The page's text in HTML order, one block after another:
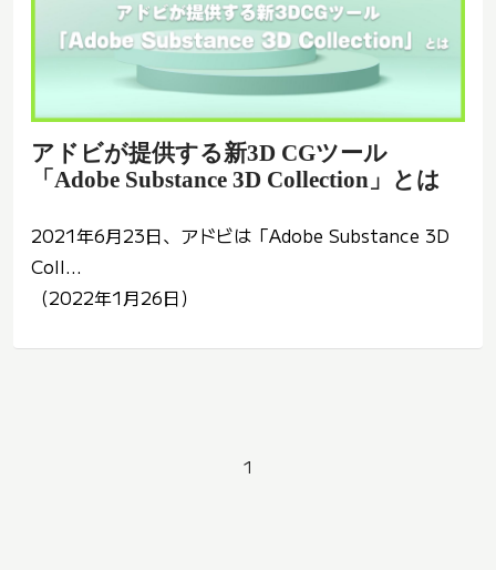
アドビが提供する新3D CGツール
「Adobe Substance 3D Collection」とは
2021年6月23日、アドビは「Adobe Substance 3D
Coll...
（2022年1月26日）
1